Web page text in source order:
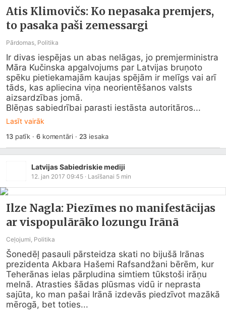
Atis Klimovičs: Ko nepasaka premjers,
to pasaka paši zemessargi
Pārdomas, Politika
Ir divas iespējas un abas nelāgas, jo premjerministra
Māra Kučinska apgalvojums par Latvijas bruņoto
spēku pietiekamajām kaujas spējām ir melīgs vai arī
tāds, kas apliecina viņa neorientēšanos valsts
aizsardzības jomā.
Blēņas sabiedrībai parasti iestāsta autoritāros...
Lasīt vairāk
13patīk · 6komentāri · 23 iesaka
Latvijas Sabiedriskie mediji
12. jan 2017 09:45 · Lasīšanai 5 min
Ilze Nagla: Piezīmes no manifestācijas
ar vispopulārāko lozungu Irānā
Ceļojumi, Politika
Šonedēļ pasauli pārsteidza skati no bijušā Irānas
prezidenta Akbara Hašemi Rafsandžani bērēm, kur
Teherānas ielas pārpludina simtiem tūkstoši irāņu
melnā. Atrasties šādas plūsmas vidū ir neprasta
sajūta, ko man pašai Irānā izdevās piedzīvot mazākā
mērogā, bet toties...